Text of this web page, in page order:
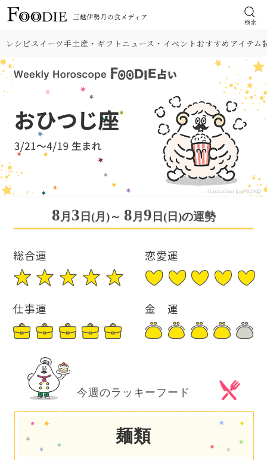
検索
レシピスイーツ手土産・ギフト ニュース・イベントおすすめアイテム
8月 3 日(月)～ 8月 9 日(日)の運勢
総合運 恋愛運
仕事運 金 運
今週のラッキーフード
麺類